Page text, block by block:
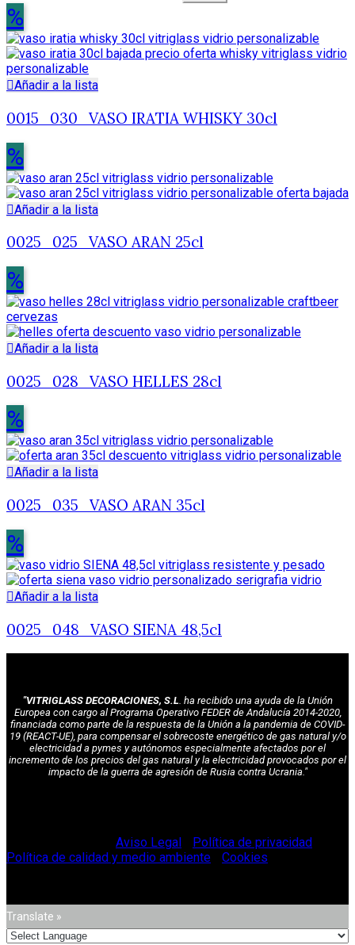
%
Añadir a la lista
0015_030_VASO IRATIA WHISKY 30cl
%
Añadir a la lista
0025_025_VASO ARAN 25cl
%
Añadir a la lista
0025_028_VASO HELLES 28cl
%
Añadir a la lista
0025_035_VASO ARAN 35cl
%
Añadir a la lista
0025_048_VASO SIENA 48,5cl
"VITRIGLASS DECORACIONES, S.L. ha recibido una ayuda de la Unión
Europea con cargo al Programa Operativo FEDER de Andalucía 2014-2020,
financiada como parte de la respuesta de la Unión a la pandemia de COVID-
19 (REACT-UE), para compensar el sobrecoste energético de gas natural y/o
electricidad a pymes y autónomos especialmente afectados por el
incremento de los precios del gas natural y la electricidad provocados por el
impacto de la guerra de agresión de Rusia contra Ucrania."
Aviso Legal Política de privacidad
Política de calidad y medio ambiente
Cookies
Translate »